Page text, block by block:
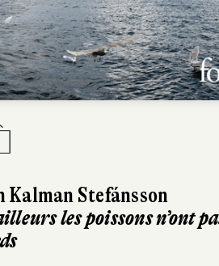
Kalman Stefánsson
les poissons n’ont